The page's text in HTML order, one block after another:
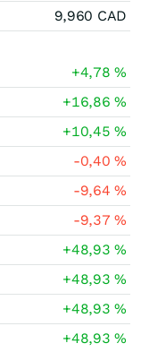
9,960 CAD
+4,78%
+16,86%
+10,45%
-0,40%
-9,64%
-9,37%
+48,93%
+48,93%
+48,93%
+48,93%